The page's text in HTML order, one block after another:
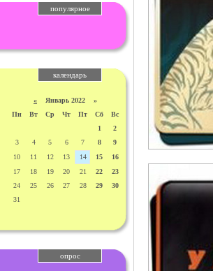
популярное
календарь
« Январь 2022 »
Пн
Вт Ср Чт Пт Сб
Вс
1
2
3
4 5 6 7 8
9
10
11 12 13 14 15
16
17
18 19 20 21 22
23
24
25 26 27 28 29
30
31
опрос